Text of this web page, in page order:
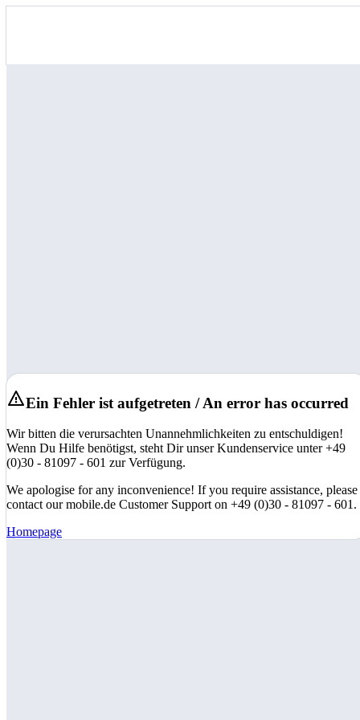
Ein Fehler ist aufgetreten / An error has occurred
Wir bitten die verursachten Unannehmlichkeiten zu entschuldigen!
Wenn Du Hilfe benötigst, steht Dir unser Kundenservice unter +49
(0)30 - 81097 - 601 zur Verfügung.
We apologise for any inconvenience! If you require assistance, please
contact our mobile.de Customer Support on +49 (0)30 - 81097 - 601.
Homepage